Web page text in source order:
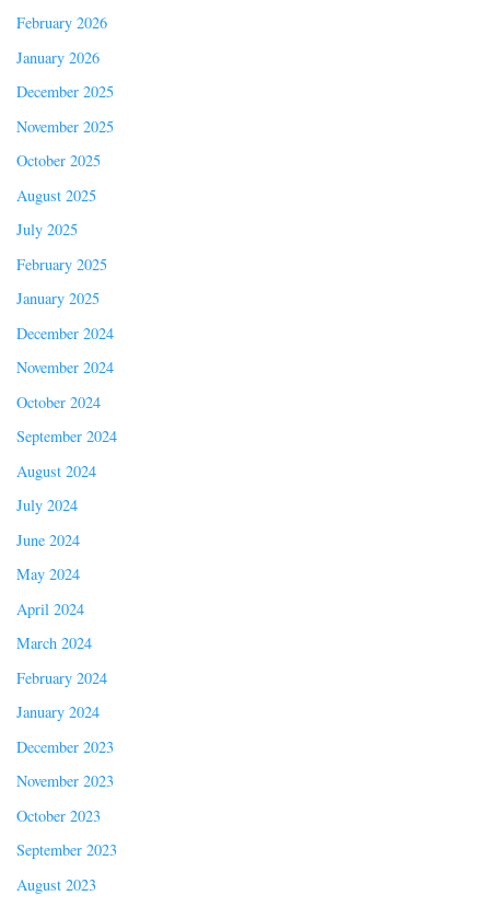
February 2026
January 2026
December 2025
November 2025
October 2025
August 2025
July 2025
February 2025
January 2025
December 2024
November 2024
October 2024
September 2024
August 2024
July 2024
June 2024
May 2024
April 2024
March 2024
February 2024
January 2024
December 2023
November 2023
October 2023
September 2023
August 2023